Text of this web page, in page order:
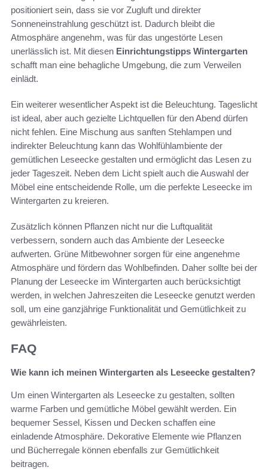
positioniert sein, dass sie vor Zugluft und direkter
Sonneneinstrahlung geschützt ist. Dadurch bleibt die
Atmosphäre angenehm, was für das ungestörte Lesen
unerlässlich ist. Mit diesen Einrichtungstipps Wintergarten
schafft man eine behagliche Umgebung, die zum Verweilen
einlädt.
Ein weiterer wesentlicher Aspekt ist die Beleuchtung. Tageslicht
ist ideal, aber auch gezielte Lichtquellen für den Abend dürfen
nicht fehlen. Eine Mischung aus sanften Stehlampen und
indirekter Beleuchtung kann das Wohlfühlambiente der
gemütlichen Leseecke gestalten und ermöglicht das Lesen zu
jeder Tageszeit. Neben dem Licht spielt auch die Auswahl der
Möbel eine entscheidende Rolle, um die perfekte Leseecke im
Wintergarten zu kreieren.
Zusätzlich können Pflanzen nicht nur die Luftqualität
verbessern, sondern auch das Ambiente der Leseecke
aufwerten. Grüne Mitbewohner sorgen für eine angenehme
Atmosphäre und fördern das Wohlbefinden. Daher sollte bei der
Planung der Leseecke im Wintergarten auch berücksichtigt
werden, in welchen Jahreszeiten die Leseecke genutzt werden
soll, um eine ganzjährige Funktionalität und Gemütlichkeit zu
gewährleisten.
FAQ
Wie kann ich meinen Wintergarten als Leseecke gestalten?
Um einen Wintergarten als Leseecke zu gestalten, sollten
warme Farben und gemütliche Möbel gewählt werden. Ein
bequemer Sessel, Kissen und Decken schaffen eine
einladende Atmosphäre. Dekorative Elemente wie Pflanzen
und Bücherregale können ebenfalls zur Gemütlichkeit
beitragen.